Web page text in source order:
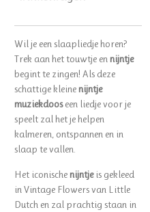
Wil je een slaapliedje horen?
Trek aan het touwtje en nijntje
begint te zingen! Als deze
schattige kleine nijntje
muziekdooseen liedje voor je
speelt zal het je helpen
kalmeren, ontspannen en in
slaap te vallen.
Het iconische nijntjeis gekleed
in Vintage Flowers van Little
Dutch en zal prachtig staan in